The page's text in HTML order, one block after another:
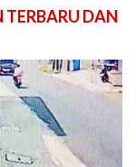
TERBARU DAN